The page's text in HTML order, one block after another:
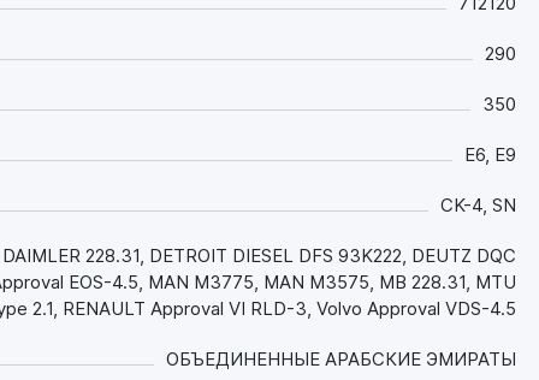
сочетании с синтетической основой придают
стабильность, что в сочетании с
свойствами и низкой зольностью эффективно
предотвращает образование отложений всех
видов и поддерживает в идеальной чистоте
детали двигателя, особенно цилиндро-
интервала между заменами;
290
350
E6, E9
CK-4, SN
228.31, DETROIT DIESEL DFS 93K222, DEUTZ DQC
EOS-4.5, MAN M3775, MAN M3575, MB 228.31, MTU
2.1, RENAULT Approval VI RLD-3, Volvo Approval VDS-4.5
ОБЪЕДИНЕННЫЕ АРАБСКИЕ ЭМИРАТЫ